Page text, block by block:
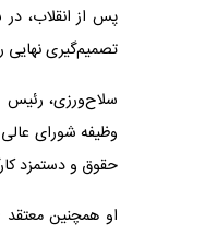
پس از انقلاب،
تصمیم‌گیری نهایی
سلاح‌ورزی، رئیس
وظیفه شورای
حقوق و دستمزد
او همچنین